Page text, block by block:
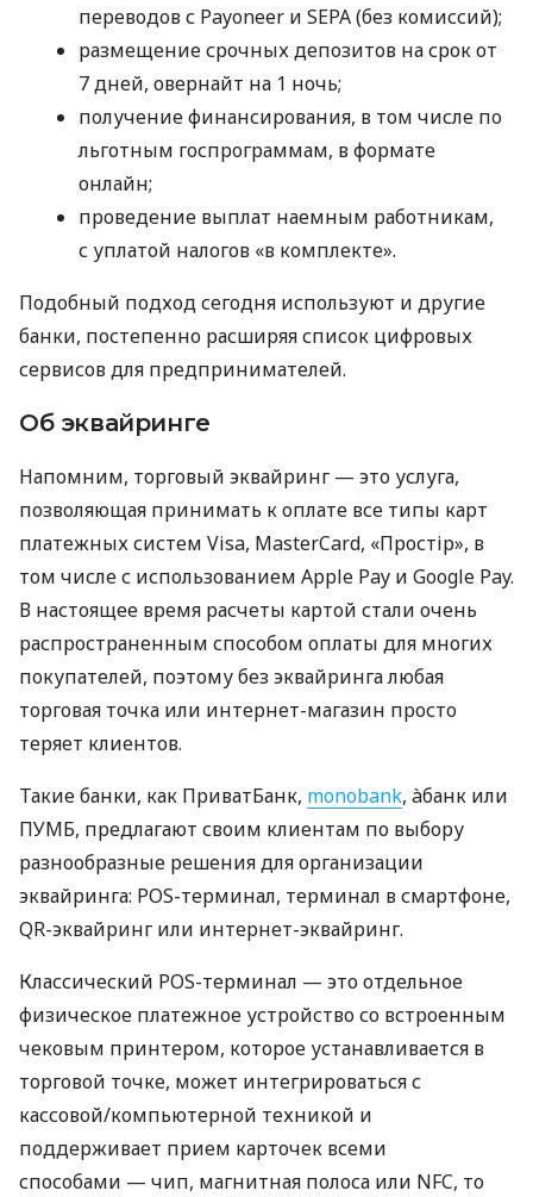
переводов с Payoneer и SEPA (без комиссий);
размещение срочных депозитов на срок от
7 дней, овернайт на 1 ночь;
получение финансирования, в том числе по
льготным госпрограммам, в формате
онлайн;
проведение выплат наемным работникам,
с уплатой налогов «в комплекте».
Подобный подход сегодня используют и другие
банки, постепенно расширяя список цифровых
сервисов для предпринимателей.
Об эквайринге
Напомним, торговый эквайринг — это услуга,
позволяющая принимать к оплате все типы карт
платежных систем Visa, MasterCard, «Простір», в
том числе с использованием Apple Pay и Google Pay.
В настоящее время расчеты картой стали очень
распространенным способом оплаты для многих
покупателей, поэтому без эквайринга любая
торговая точка или интернет-магазин просто
теряет клиентов.
Такие банки, как ПриватБанк, monobank, àбанк или
ПУМБ, предлагают своим клиентам по выбору
разнообразные решения для организации
эквайринга: POS-терминал, терминал в смартфоне,
QR-эквайринг или интернет-эквайринг.
Классический POS-терминал — это отдельное
физическое платежное устройство со встроенным
чековым принтером, которое устанавливается в
торговой точке, может интегрироваться с
кассовой/компьютерной техникой и
поддерживает прием карточек всеми
способами — чип, магнитная полоса или NFC, то